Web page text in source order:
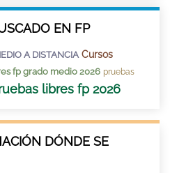
EN FP
A DISTANCIA Cursos
fp grado medio 2026 pruebas
libres fp 2026
DÓNDE SE